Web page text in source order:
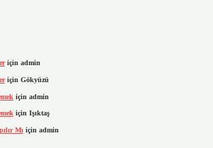
için admin
için Gökyüzü
için admin
için Işıktaş
Mı için admin